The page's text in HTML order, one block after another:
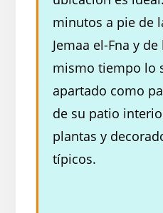
minutos a pie de
Jemaa el-Fna y
mismo tiempo lo
apartado como
de su patio
plantas y
típicos.